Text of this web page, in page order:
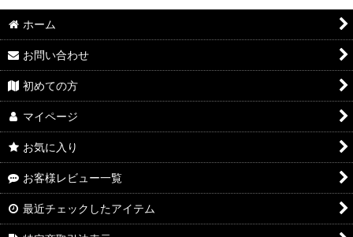
ホーム
お問い合わせ
初めての方
マイページ
お気に入り
お客様レビュー一覧
最近チェックしたアイテム